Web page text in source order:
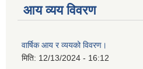
आय व्यय विवरण
वार्षिक आय र व्ययको विवरण।
मिति: 12/13/2024 - 16:12